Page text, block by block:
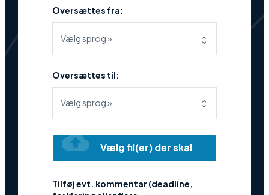
Oversættes fra:
Oversættes til:
cloud_upload
Vælg fil(er) der skal
Tilføj evt. kommentar (deadline,